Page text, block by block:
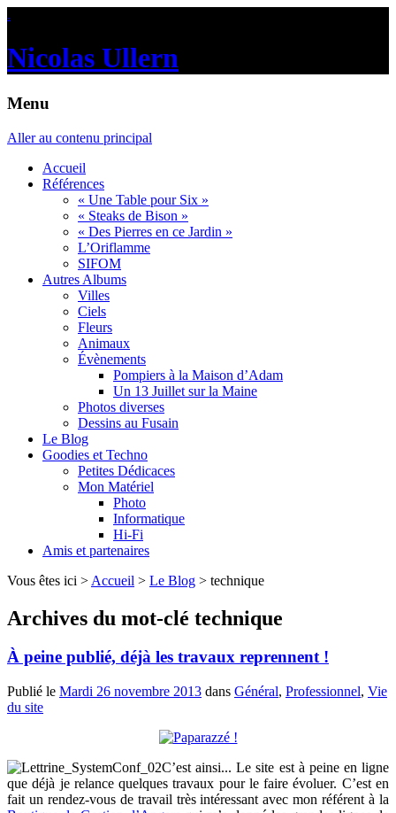
.
Nicolas Ullern
Menu
Aller au contenu principal
Accueil
Références
« Une Table pour Six »
« Steaks de Bison »
« Des Pierres en ce Jardin »
L’Oriflamme
SIFOM
Autres Albums
Villes
Ciels
Fleurs
Animaux
Évènements
Pompiers à la Maison d’Adam
Un 13 Juillet sur la Maine
Photos diverses
Dessins au Fusain
Le Blog
Goodies et Techno
Petites Dédicaces
Mon Matériel
Photo
Informatique
Hi-Fi
Amis et partenaires
Vous êtes ici > Accueil > Le Blog > technique
Archives du mot-clé technique
À peine publié, déjà les travaux reprennent !
Publié le Mardi 26 novembre 2013 dans Général, Professionnel, Vie
du site
C’est ainsi... Le site est à peine en ligne
que déjà je relance quelques travaux pour le faire évoluer. C’est en
fait un rendez-vous de travail très intéressant avec mon référent à la